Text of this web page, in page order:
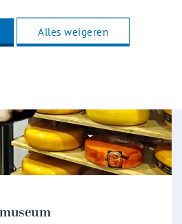
Alles weigeren